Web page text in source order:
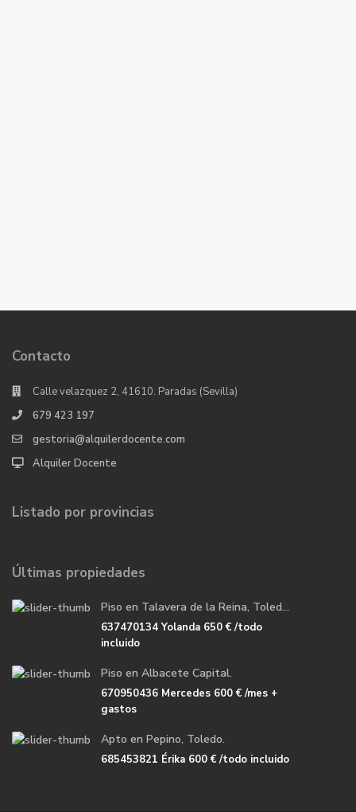
Contacto
Calle velazquez 2, 41610. Paradas (Sevilla)
679 423 197
gestoria@alquilerdocente.com
Alquiler Docente
Listado por provincias
Últimas propiedades
Piso en Talavera de la Reina, Toled...
637470134 Yolanda 650 €/todo
incluido
Piso en Albacete Capital.
670950436 Mercedes 600 €/mes +
gastos
Apto en Pepino, Toledo.
685453821 Érika 600 €/todo incluido